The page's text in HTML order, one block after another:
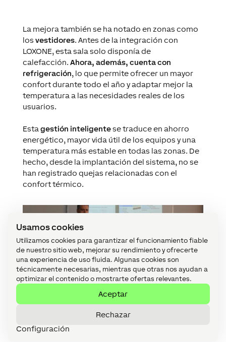
Usamos cookies
Utilizamos cookies para garantizar el funcionamiento fiable
de nuestro sitio web, mejorar su rendimiento y ofrecerte
una experiencia de uso fluida. Algunas cookies son
técnicamente necesarias, mientras que otras nos ayudan a
optimizar el contenido o mostrarte ofertas relevantes.
Aceptar
Rechazar
Configuración
La mejora también se ha notado en zonas como
los vestidores. Antes de la integración con
LOXONE, esta sala solo disponía de
calefacción. Ahora, además, cuenta con
refrigeración, lo que permite ofrecer un mayor
confort durante todo el año y adaptar mejor la
temperatura a las necesidades reales de los
usuarios.
Estagestión inteligentese traduce en ahorro
energético, mayor vida útil de los equipos y una
temperatura más estable en todas las zonas. De
hecho, desde la implantación del sistema, no se
han registrado quejas relacionadas con el
confort térmico.